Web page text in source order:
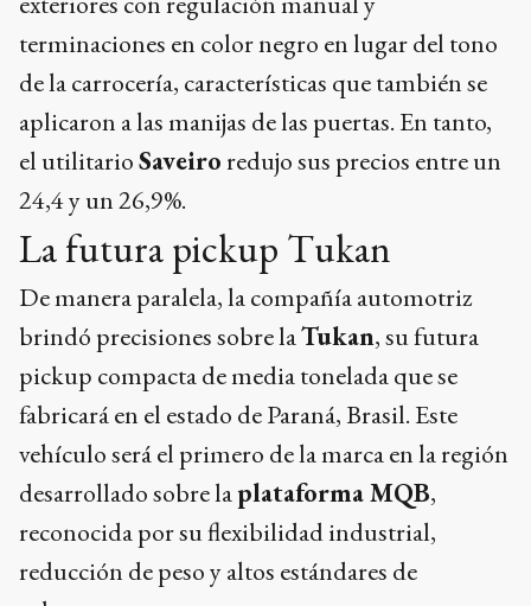
terminaciones en color negro en lugar del tono
de la carrocería, características que también se
aplicaron a las manijas de las puertas. En tanto,
el utilitarioSaveiroredujo sus precios entre un
24,4 y un 26,9%.
La futura pickup Tukan
De manera paralela, la compañía automotriz
brindó precisiones sobre laTukan, su futura
pickup compacta de media tonelada que se
fabricará en el estado de Paraná, Brasil. Este
vehículo será el primero de la marca en la región
desarrollado sobre laplataforma MQB,
reconocida por su flexibilidad industrial,
reducción de peso y altos estándares de